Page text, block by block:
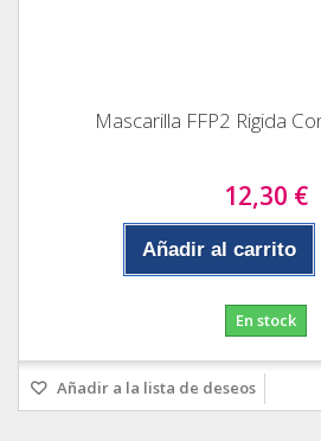
Mascarilla FFP2 Rigida
12,30 €
Añadir al carrito
En stock
Añadir a la lista de deseos